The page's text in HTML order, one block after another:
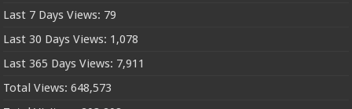
Last 7 Days Views: 79
Last 30 Days Views: 1,078
Last 365 Days Views: 7,911
Total Views:648,573